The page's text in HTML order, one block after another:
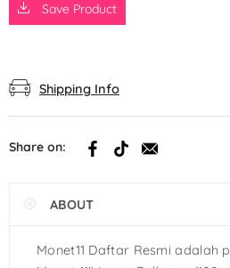
Save Product
Shipping Info
Share on:
ABOUT
Monet11 Daftar Resmi adalah